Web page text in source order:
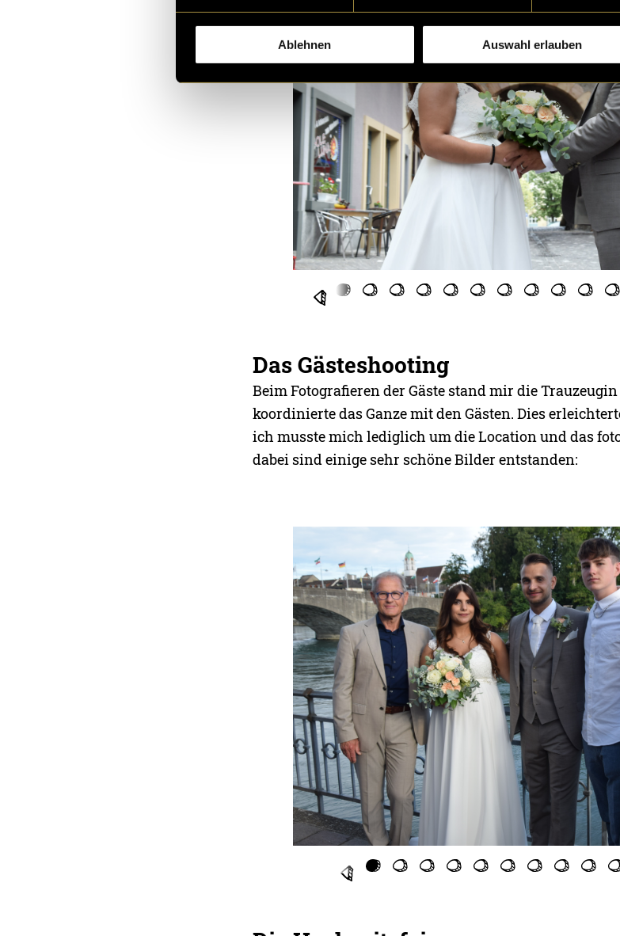
Ablehnen Auswahl erlauben
Das Gästeshooting
Beim Fotografieren der Gäste stand mir die
koordinierte das Ganze mit den Gästen. Dies
ich musste mich lediglich um die Location und das
dabei sind einige sehr schöne Bilder entstanden: